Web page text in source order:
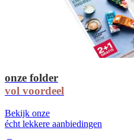
onze folder
vol voordeel
Bekijk onze
écht lekkere aanbiedingen